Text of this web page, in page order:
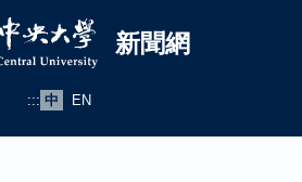
聞網
新聞網
::: 中 EN